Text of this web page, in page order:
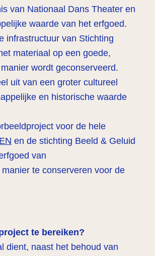
van Nationaal Dans Theater en
waarde van het erfgoed.
infrastructuur van Stichting
materiaal op een goede,
wordt geconserveerd.
uit van een groter cultureel
en historische waarde
voor de hele
en de stichting Beeld & Geluid
van
te conserveren voor de
te bereiken?
dient, naast het behoud van